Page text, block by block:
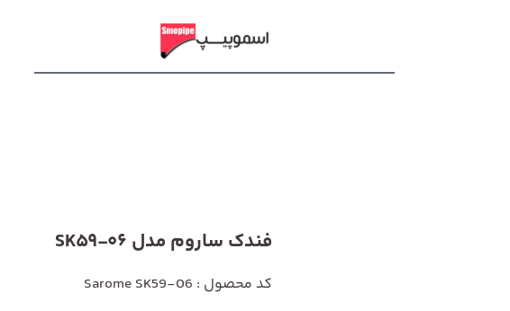
فندک ساروم مدل SK59-06
کد محصول : Sarome SK59-06